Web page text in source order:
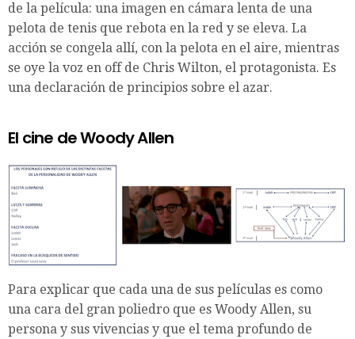
de la película: una imagen en cámara lenta de una
pelota de tenis que rebota en la red y se eleva. La
acción se congela allí, con la pelota en el aire, mientras
se oye la voz en off de Chris Wilton, el protagonista. Es
una declaración de principios sobre el azar.
El cine de Woody Allen
Para explicar que cada una de sus películas es como
una cara del gran poliedro que es Woody Allen, su
persona y sus vivencias y que el tema profundo de